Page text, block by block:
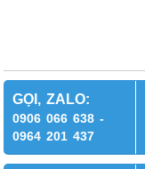
GỌI, ZALO:
0906 066 638 -
0964 201 437